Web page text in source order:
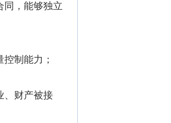
同，能够独立
制能力；
、财产被接